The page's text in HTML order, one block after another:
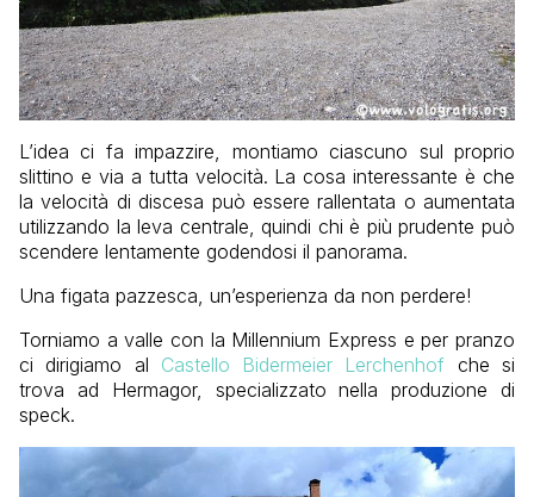
L’idea ci fa impazzire, montiamo ciascuno sul proprio
slittino e via a tutta velocità. La cosa interessante è che
la velocità di discesa può essere rallentata o aumentata
utilizzando la leva centrale, quindi chi è più prudente può
scendere lentamente godendosi il panorama.
Una figata pazzesca, un’esperienza da non perdere!
Torniamo a valle con la Millennium Express e per pranzo
ci dirigiamo al Castello Bidermeier Lerchenhof che si
trova ad Hermagor, specializzato nella produzione di
speck.